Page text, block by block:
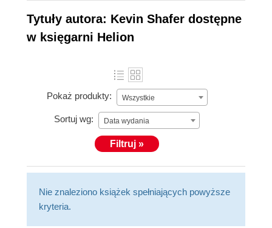
Tytuły autora: Kevin Shafer dostępne
w księgarni Helion
Pokaż produkty: Wszystkie
Sortuj wg: Data wydania
Filtruj »
Nie znaleziono książek spełniających powyższe
kryteria.